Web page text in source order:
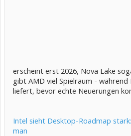
erscheint erst 2026, Nova Lake
gibt AMD viel Spielraum -
liefert, bevor echte Neuerungen
Intel sieht Desktop-Roadmap
man